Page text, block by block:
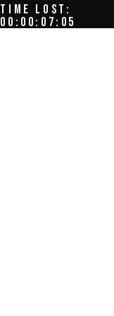
TIME LOST:
00:00:08:01